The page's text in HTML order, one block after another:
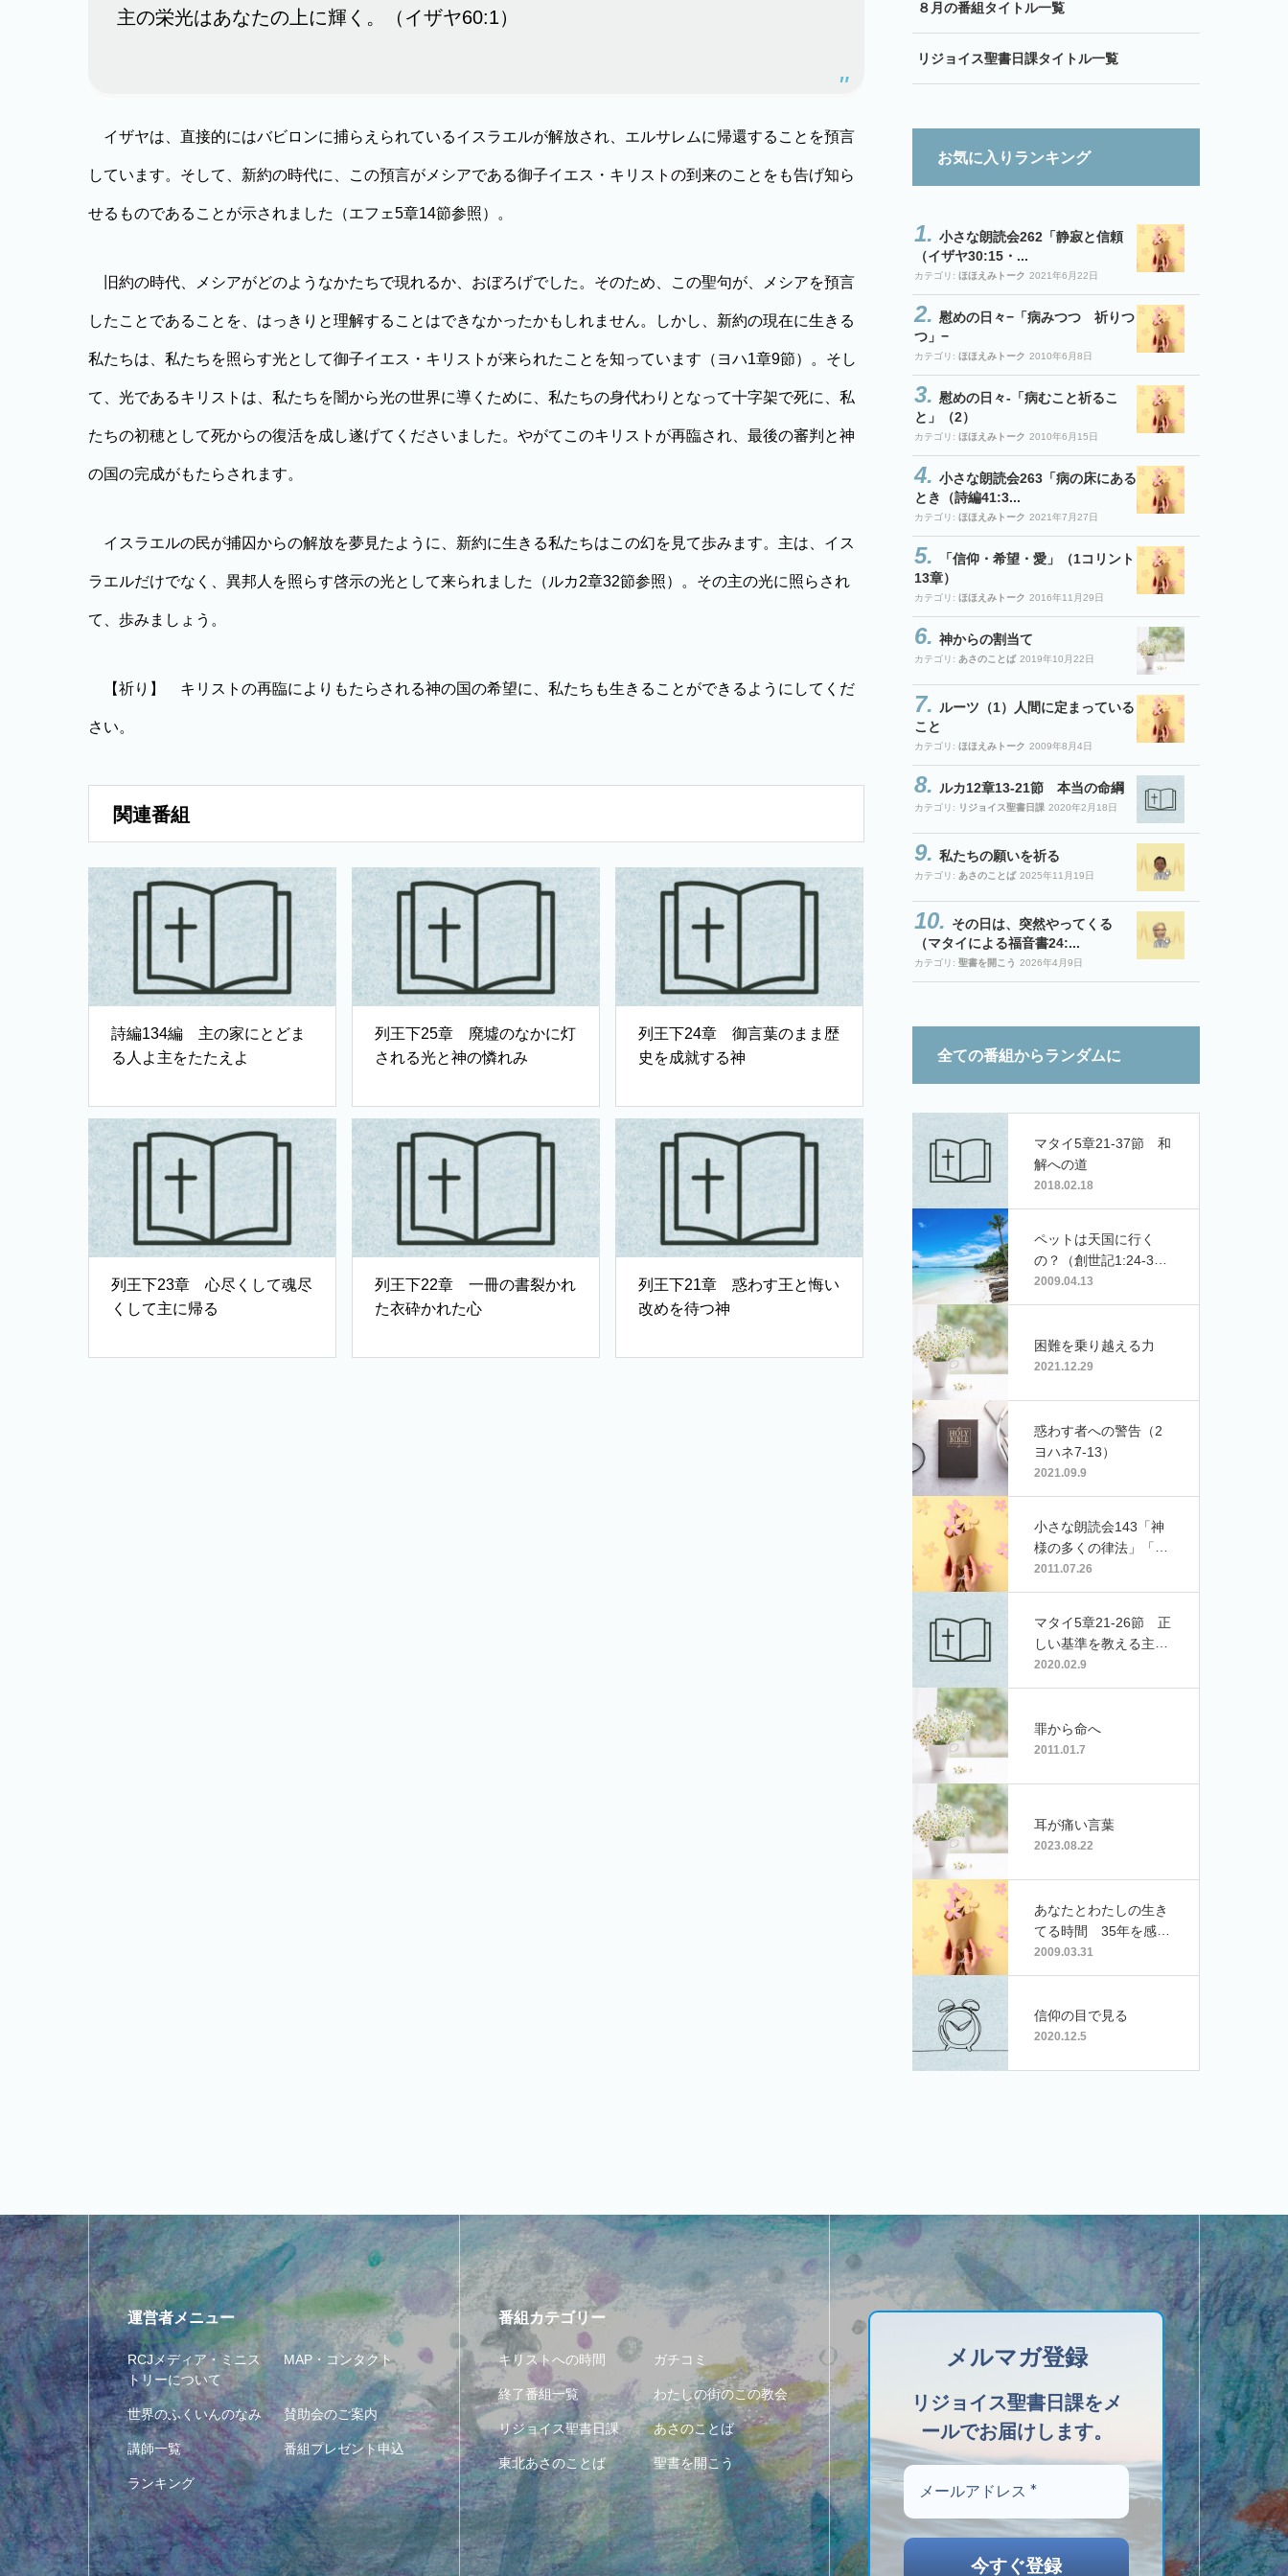
主の栄光はあなたの上に輝く。（イザヤ60:1）
イザヤは、直接的にはバビロンに捕らえられているイスラエルが解放され、エルサレムに帰還することを預言
しています。そして、新約の時代に、この預言がメシアである御子イエス・キリストの到来のことをも告げ知ら
せるものであることが示されました（エフェ5章14節参照）。
旧約の時代、メシアがどのようなかたちで現れるか、おぼろげでした。そのため、この聖句が、メシアを預言
したことであることを、はっきりと理解することはできなかったかもしれません。しかし、新約の現在に生きる
私たちは、私たちを照らす光として御子イエス・キリストが来られたことを知っています（ヨハ1章9節）。そし
て、光であるキリストは、私たちを闇から光の世界に導くために、私たちの身代わりとなって十字架で死に、私
たちの初穂として死からの復活を成し遂げてくださいました。やがてこのキリストが再臨され、最後の審判と神
の国の完成がもたらされます。
イスラエルの民が捕囚からの解放を夢見たように、新約に生きる私たちはこの幻を見て歩みます。主は、イス
ラエルだけでなく、異邦人を照らす啓示の光として来られました（ルカ2章32節参照）。その主の光に照らされ
て、歩みましょう。
【祈り】 キリストの再臨によりもたらされる神の国の希望に、私たちも生きることができるようにしてくだ
さい。
関連番組
詩編134編 主の家にとどま
る人よ主をたたえよ
列王下25章 廃墟のなかに灯
される光と神の憐れみ
列王下24章 御言葉のまま歴
史を成就する神
列王下23章 心尽くして魂尽
くして主に帰る
列王下22章 一冊の書裂かれ
た衣砕かれた心
列王下21章 惑わす王と悔い
改めを待つ神
８月の番組タイトル一覧
リジョイス聖書日課タイトル一覧
お気に入りランキング
小さな朗読会262「静寂と信頼
（イザヤ30:15・...
カテゴリ: ほほえみトーク 2021年6月22日
慰めの日々−「病みつつ 祈りつ
つ」−
カテゴリ: ほほえみトーク 2010年6月8日
慰めの日々-「病むこと祈るこ
と」（2）
カテゴリ: ほほえみトーク 2010年6月15日
小さな朗読会263「病の床にある
とき（詩編41:3...
カテゴリ: ほほえみトーク 2021年7月27日
「信仰・希望・愛」（1コリント
13章）
カテゴリ: ほほえみトーク 2016年11月29日
神からの割当て
カテゴリ: あさのことば 2019年10月22日
ルーツ（1）人間に定まっている
こと
カテゴリ: ほほえみトーク 2009年8月4日
ルカ12章13-21節 本当の命綱
カテゴリ: リジョイス聖書日課 2020年2月18日
私たちの願いを祈る
カテゴリ: あさのことば 2025年11月19日
その日は、突然やってくる
（マタイによる福音書24:...
カテゴリ: 聖書を開こう 2026年4月9日
全ての番組からランダムに
マタイ5章21-37節 和
解への道
2018.02.18
ペットは天国に行く
の？（創世記1:24-3
1）
2009.04.13
困難を乗り越える力
2021.12.29
惑わす者への警告（2
ヨハネ7-13）
2021.09.9
小さな朗読会143「神
様の多くの律法」「イ
スラエル人の旅の続
き」（「母と子の聖書
2011.07.26
マタイ5章21-26節 正
しい基準を教える主イ
エス
2020.02.9
罪から命へ
2011.01.7
耳が痛い言葉
2023.08.22
あなたとわたしの生き
てる時間 35年を感謝
して-ニーバーの祈り-
2009.03.31
信仰の目で見る
2020.12.5
運営者メニュー
RCJメディア・ミニス
トリーについて
MAP・コンタクト
世界のふくいんのなみ 賛助会のご案内
講師一覧 番組プレゼント申込
ランキング
番組カテゴリー
キリストへの時間 ガチコミ
終了番組一覧 わたしの街のこの教会
リジョイス聖書日課 あさのことば
東北あさのことば 聖書を開こう
メルマガ登録
リジョイス聖書日課をメ
ールでお届けします。